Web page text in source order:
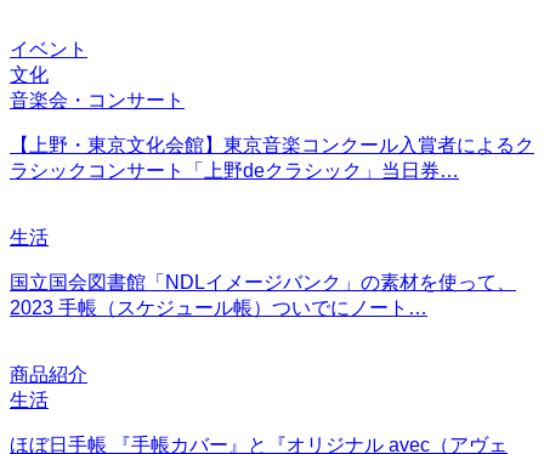
イベント
文化
音楽会・コンサート
【上野・東京文化会館】東京音楽コンクール入賞者によるク
ラシックコンサート「上野deクラシック」当日券…
生活
国立国会図書館「NDLイメージバンク」の素材を使って、
2023 手帳（スケジュール帳）ついでにノート…
商品紹介
生活
ほぼ日手帳 『手帳カバー』と『オリジナル avec（アヴェ